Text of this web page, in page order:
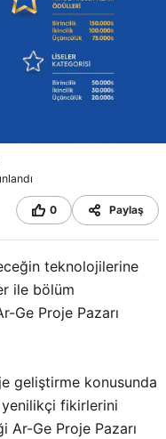
0 Paylaş
teknolojilerine
ile bölüm
Ge Proje Pazarı
geliştirme konusunda
yenilikçi fikirlerini
Ar-Ge Proje Pazarı